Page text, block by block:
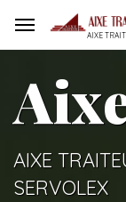
AIXE
AIXE
SERVOLEX